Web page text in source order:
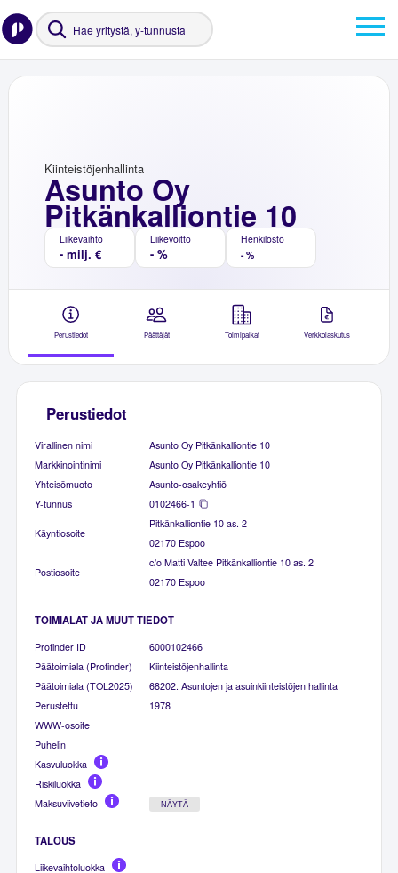
Asunto Oy
Pitkänkalliontie 10
Kiinteistöjenhallinta
Liikevaihto
- milj. €
Liikevoitto
- %
Henkilöstö
- %
Perustiedot Päättäjät Toimipaikat Verkkolaskutus
Perustiedot
Virallinen nimi
Asunto Oy Pitkänkalliontie 10
Markkinointinimi
Asunto Oy Pitkänkalliontie 10
Yhteisömuoto
Asunto-osakeyhtiö
Y-tunnus
0102466-1
Käyntiosoite
Pitkänkalliontie 10 as. 2
02170 Espoo
Postiosoite
c/o Matti Valtee Pitkänkalliontie 10 as. 2
02170 Espoo
TOIMIALAT JA MUUT TIEDOT
Profinder ID
6000102466
Päätoimiala (Profinder)
Kiinteistöjenhallinta
Päätoimiala (TOL2025)
68202. Asuntojen ja asuinkiinteistöjen hallinta
Perustettu
1978
WWW-osoite
Puhelin
Kasvuluokka
Riskiluokka
Maksuviivetieto
NÄYTÄ
TALOUS
Liikevaihtoluokka